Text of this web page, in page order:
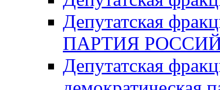
Депутатская
ПАРТИЯ
Депутатская